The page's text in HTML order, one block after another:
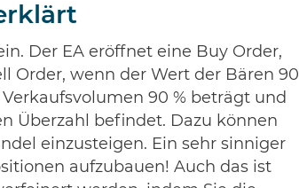
Der EA eröffnet eine Buy Order,
Order, wenn der Wert der Bären 90
90 % beträgt und
Überzahl befindet. Dazu können
einzusteigen. Ein sehr sinniger
aufzubauen! Auch das ist